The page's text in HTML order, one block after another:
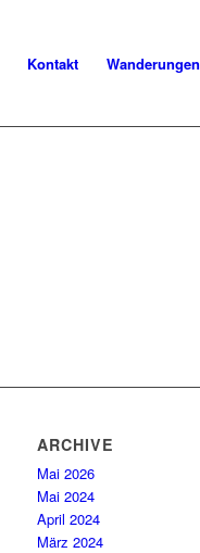
Kontakt Wanderungen
ARCHIVE
Mai 2026
Mai 2024
April 2024
März 2024